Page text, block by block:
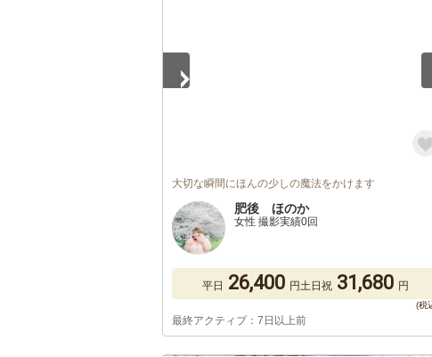
大切な瞬間にほんの少しの魔法をかけます
肥後 ほのか
女性 撮影実績0回
平日 26,400 円土日祝 31,680 円
最終アクティブ：7日以上前